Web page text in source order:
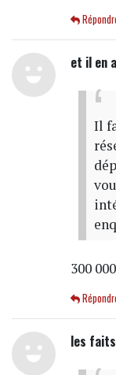
et il en
Il
300
les